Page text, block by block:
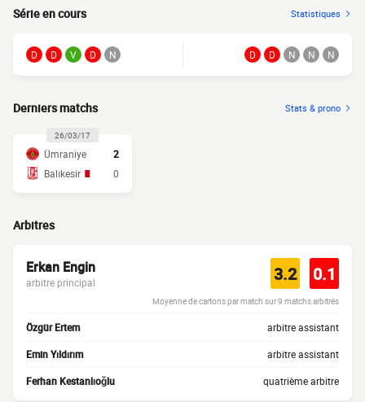
Série en cours Statistiques
D D V D N D D N N N
Derniers matchs Stats & prono
26/03/17
Ümraniye
2
Balıkesir
0
Arbitres
Erkan Engin
arbitre principal 3.2 0.1
Moyenne de cartons par match sur 9 matchs arbitrés
Özgür Ertem arbitre assistant
Emin Yıldırım arbitre assistant
Ferhan Kestanlıoğlu quatrième arbitre